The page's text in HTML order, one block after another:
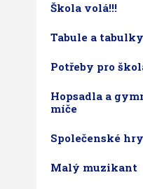
Škola volá!!!
Tabule a tabulky
Potřeby pro
Hopsadla a
míče
Společenské hry
Malý muzikant